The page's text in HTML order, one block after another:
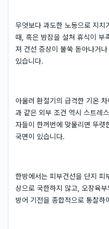
무엇보다 과도한 노동으로 지치
때, 혹은 밤잠을 설쳐 휴식이 부
져 건선 증상이 불쑥 돋아나거
있습니다.
아울러 환절기의 급격한 기온
과 같은 외부 조건 역시 스트레
자들이 한꺼번에 맞물리면 뚜렷
국면이 있습니다.
한방에서는 피부건선을 단지 피
상으로 국한하지 않고, 오장육
방어 기전을 종합적으로 통찰하